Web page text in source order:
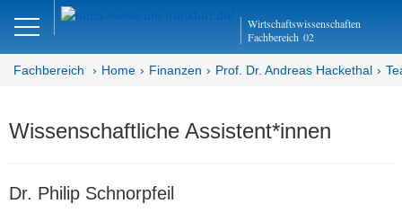
Wirtschaftswissenschaften
Fachbereich 02
DE Close
Finanzen
Home - Professur Hackethal
Fachbereich Home Finanzen Prof. Dr. Andreas Hackethal
Wissenschaftliche Assistent*innen
Dr. Philip Schnorpfeil